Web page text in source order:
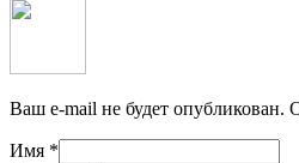
Ваш e-mail не будет опубликован.
Имя *